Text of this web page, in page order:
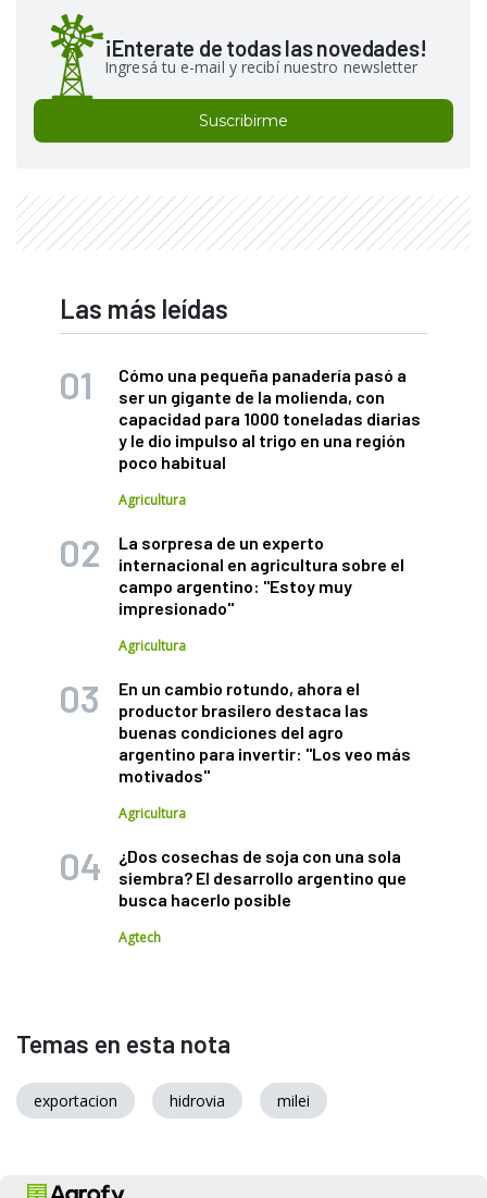
¡Enterate de todas las novedades!
Ingresá tu e-mail y recibí nuestro newsletter
Suscribirme
Las más leídas
Cómo una pequeña panadería pasó a
ser un gigante de la molienda, con
capacidad para 1000 toneladas diarias
y le dio impulso al trigo en una región
poco habitual
Agricultura
La sorpresa de un experto
internacional en agricultura sobre el
campo argentino: "Estoy muy
impresionado"
Agricultura
En un cambio rotundo, ahora el
productor brasilero destaca las
buenas condiciones del agro
argentino para invertir: "Los veo más
motivados"
Agricultura
¿Dos cosechas de soja con una sola
siembra? El desarrollo argentino que
busca hacerlo posible
Agtech
Temas en esta nota
exportacion hidrovia milei